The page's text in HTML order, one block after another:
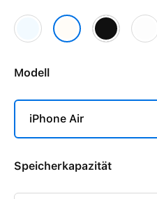
Modell
iPhone Air
Speicherkapazität